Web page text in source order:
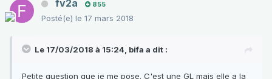
fv2a 855
Posté(e) le 17 mars 2018
Le 17/03/2018 à 15:24, bifa a dit :
Petite question que je me pose. C'est une GL mais elle a la